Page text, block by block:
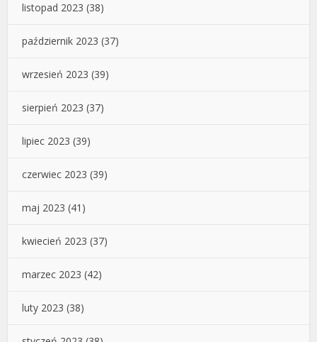
listopad 2023 (38)
październik 2023 (37)
wrzesień 2023 (39)
sierpień 2023 (37)
lipiec 2023 (39)
czerwiec 2023 (39)
maj 2023 (41)
kwiecień 2023 (37)
marzec 2023 (42)
luty 2023 (38)